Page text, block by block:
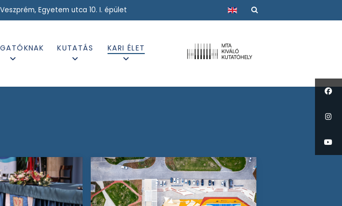
Egyetem utca 10. I. épület Válasszon nyelvet
KUTATÁS KARI ÉLET